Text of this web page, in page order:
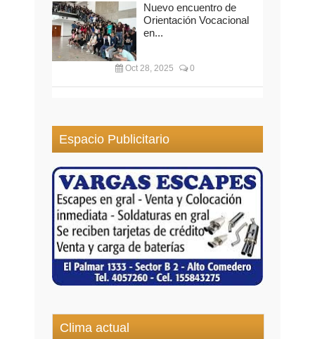
Nuevo encuentro de
Orientación Vocacional
en...
Oct 28, 2025 0
Espacio Publicitario
Clima actual